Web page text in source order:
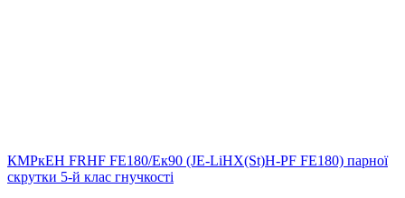
КМРкЕН FRHF FE180/Eк90 (JE-LiHX(St)H-PF FE180) парної
скрутки 5-й клас гнучкості